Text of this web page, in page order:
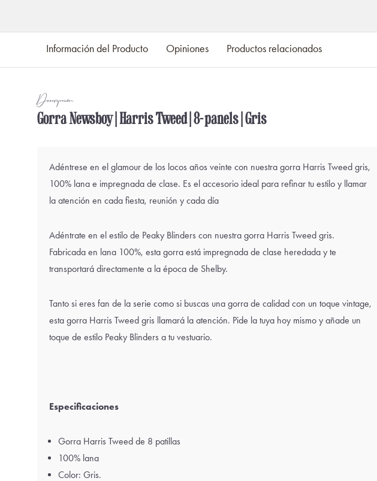
Información del Producto Opiniones Productos relacionados
Descripción
Gorra Newsboy | Harris Tweed | 8-panels | Gris
Adéntrese en el glamour de los locos años veinte con nuestra gorra Harris Tweed gris,
100% lana e impregnada de clase. Es el accesorio ideal para refinar tu estilo y llamar
la atención en cada fiesta, reunión y cada día
Adéntrate en el estilo de Peaky Blinders con nuestra gorra Harris Tweed gris.
Fabricada en lana 100%, esta gorra está impregnada de clase heredada y te
transportará directamente a la época de Shelby.
Tanto si eres fan de la serie como si buscas una gorra de calidad con un toque vintage,
esta gorra Harris Tweed gris llamará la atención. Pide la tuya hoy mismo y añade un
toque de estilo Peaky Blinders a tu vestuario.
Especificaciones
Gorra Harris Tweed de 8 patillas
100% lana
Color: Gris.